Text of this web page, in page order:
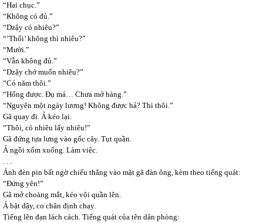
“Hai chục.”
“Không có đủ.”
“Dzậy có nhiêu?”
“’Thổi’ không thì nhiêu?”
“Mười.”
“Vẫn không đủ.”
“Dzậy chớ muốn nhiêu?”
“Có năm thôi.”
“Hổng được. Đụ má… Chưa mở hàng.”
“Nguyên một ngày lương! Không được hả? Thì thôi.”
Gã quay đi. Ả kéo lại.
“Thôi, có nhiêu lấy nhiêu!”
Gã đứng tựa lưng vào gốc cây. Tụt quần.
Ả ngồi xổm xuống. Làm việc.
. . .
Ánh đèn pin bất ngờ chiếu thẳng vào mặt gã đàn ông, kèm theo tiếng quát:
“Đứng yên!”
Gã mở choàng mắt, kéo vội quần lên.
Ả bật dậy, co chân định chạy.
Tiếng lên đạn lách cách. Tiếng quát của tên dân phòng: